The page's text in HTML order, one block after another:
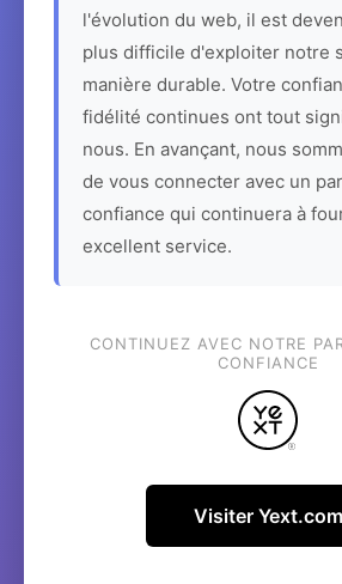
l'évolution du web, il est
plus difficile d'exploiter notre
manière durable. Votre
fidélité continues ont tout
nous. En avançant, nous
de vous connecter avec un
confiance qui continuera à
excellent service.
CONTINUEZ AVEC NOTRE
CONFIANCE
Visiter Yext.com